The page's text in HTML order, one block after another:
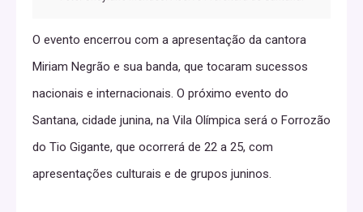
O evento encerrou com a apresentação da cantora
Miriam Negrão e sua banda, que tocaram sucessos
nacionais e internacionais. O próximo evento do
Santana, cidade junina, na Vila Olímpica será o Forrozão
do Tio Gigante, que ocorrerá de 22 a 25, com
apresentações culturais e de grupos juninos.